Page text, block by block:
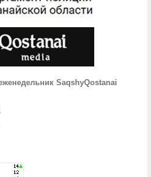
SaqshyQostanai